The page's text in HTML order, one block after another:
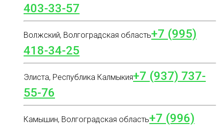
403-33-57
Волжский, Волгоградская область+7 (995)
418-34-25
Элиста, Республика Калмыкия+7 (937) 737-
55-76
Камышин, Волгоградская область+7 (996)